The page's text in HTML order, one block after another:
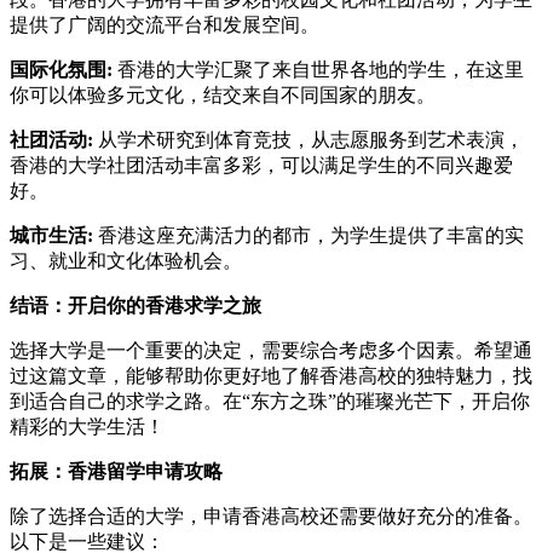
提供了广阔的交流平台和发展空间。
国际化氛围: 香港的大学汇聚了来自世界各地的学生，在这里
你可以体验多元文化，结交来自不同国家的朋友。
社团活动: 从学术研究到体育竞技，从志愿服务到艺术表演，
香港的大学社团活动丰富多彩，可以满足学生的不同兴趣爱
好。
城市生活: 香港这座充满活力的都市，为学生提供了丰富的实
习、就业和文化体验机会。
结语：开启你的香港求学之旅
选择大学是一个重要的决定，需要综合考虑多个因素。希望通
过这篇文章，能够帮助你更好地了解香港高校的独特魅力，找
到适合自己的求学之路。在“东方之珠”的璀璨光芒下，开启你
精彩的大学生活！
拓展：香港留学申请攻略
除了选择合适的大学，申请香港高校还需要做好充分的准备。
以下是一些建议：